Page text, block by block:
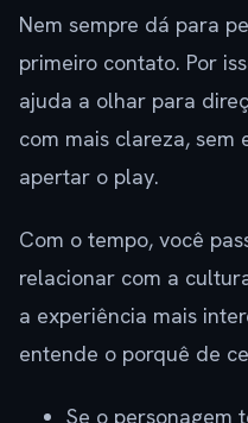
Nem sempre dá para
primeiro contato. Por
ajuda a olhar para
com mais clareza, sem
apertar o play.
Com o tempo, você
relacionar com a
a experiência mais
entende o porquê de
Se o personagem